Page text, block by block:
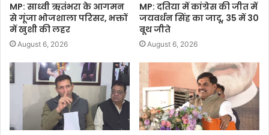
MP: साध्वी ऋतंभरा के आगमन
से गूंजा भोजशाला परिसर, भक्तों
में खुशी की लहर
August 6, 2026
MP: दतिया में कांग्रेस की जीत में
जयवर्धन सिंह का जादू, 35 में 30
बूथ जीते
August 6, 2026